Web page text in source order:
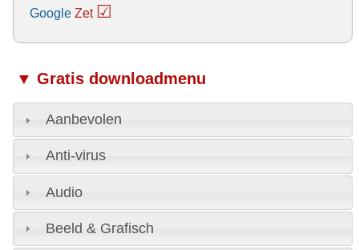
Google Zet ☑
▼ Gratis downloadmenu
Aanbevolen
Anti-virus
Audio
Beeld & Grafisch